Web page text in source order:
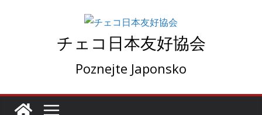
チェコ日本友好協会
Poznejte Japonsko